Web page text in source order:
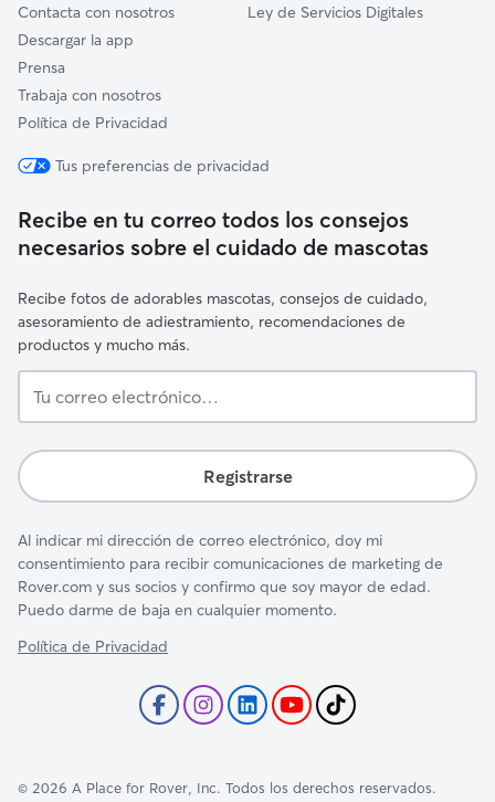
Contacta con nosotros
Descargar la app
Prensa
Trabaja con nosotros
Política de Privacidad
Ley de Servicios Digitales
Tus preferencias de privacidad
Recibe en tu correo todos los consejos
necesarios sobre el cuidado de mascotas
Recibe fotos de adorables mascotas, consejos de cuidado,
asesoramiento de adiestramiento, recomendaciones de
productos y mucho más.
correo
Registrarse
Al indicar mi dirección de correo electrónico, doy mi
consentimiento para recibir comunicaciones de marketing de
Rover.com y sus socios y confirmo que soy mayor de edad.
Puedo darme de baja en cualquier momento.
Política de Privacidad
© 2026 A Place for Rover, Inc. Todos los derechos reservados.